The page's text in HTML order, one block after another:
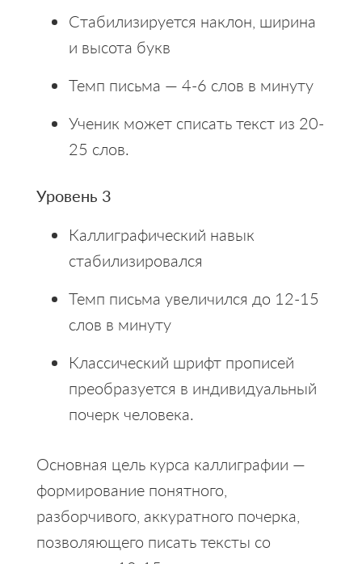
Стабилизируется наклон, ширина
и высота букв
Темп письма — 4-6 слов в минуту
Ученик может списать текст из 20-
25 слов.
Уровень 3
Каллиграфический навык
стабилизировался
Темп письма увеличился до 12-15
слов в минуту
Классический шрифт прописей
преобразуется в индивидуальный
почерк человека.
Основная цель курса каллиграфии —
формирование понятного,
разборчивого, аккуратного почерка,
позволяющего писать тексты со